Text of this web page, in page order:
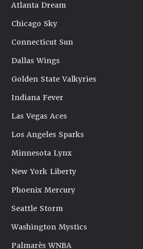
Atlanta Dream
Chicago Sky
Connecticut Sun
Dallas Wings
Golden State Valkyries
Indiana Fever
Las Vegas Aces
Los Angeles Sparks
Minnesota Lynx
New York Liberty
Phoenix Mercury
Seattle Storm
Washington Mystics
Palmarès WNBA